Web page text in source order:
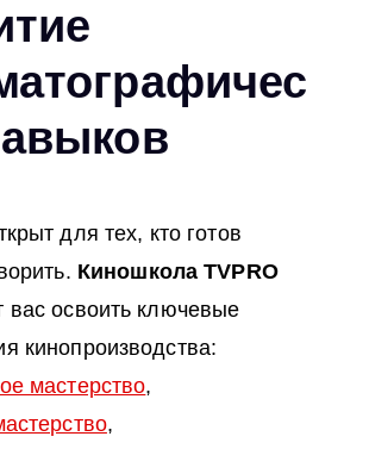
для тех, кто готов
Киношкола TVPRO
вас освоить ключевые
кинопроизводства:
мастерство,
,